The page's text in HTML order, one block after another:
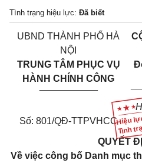
Tình trạng hiệu lực: Đã biết
Hiệu
Tình
UBND THÀNH PHỐ HÀ
NỘI
TRUNG TÂM PHỤC VỤ
HÀNH CHÍNH CÔNG
Số: 801/QĐ-TTPVHCC
QUYẾT
Về việc công bố Danh mục